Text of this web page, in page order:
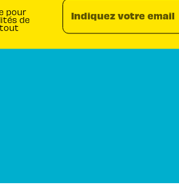
pour
de
tout
Indiquez votre email